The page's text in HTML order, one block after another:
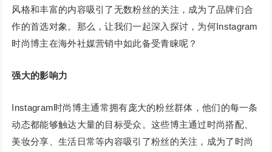
风格和丰富的内容吸引了无数粉丝的关注，成为了品牌们合
作的首选对象。那么，让我们一起深入探讨，为何Instagram
时尚博主在海外社媒营销中如此备受青睐呢？
强大的影响力
Instagram时尚博主通常拥有庞大的粉丝群体，他们的每一条
动态都能够触达大量的目标受众。这些博主通过时尚搭配、
美妆分享、生活日常等内容吸引了粉丝的关注，成为了时尚